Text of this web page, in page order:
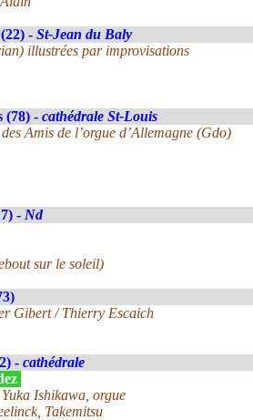
- St-Jean du Baly
illustrées par improvisations
(78) - cathédrale St-Louis
Amis de l’orgue d’Allemagne (Gdo)
- Nd
sur le soleil)
Gibert / Thierry Escaich
- cathédrale
Ishikawa, orgue
Takemitsu